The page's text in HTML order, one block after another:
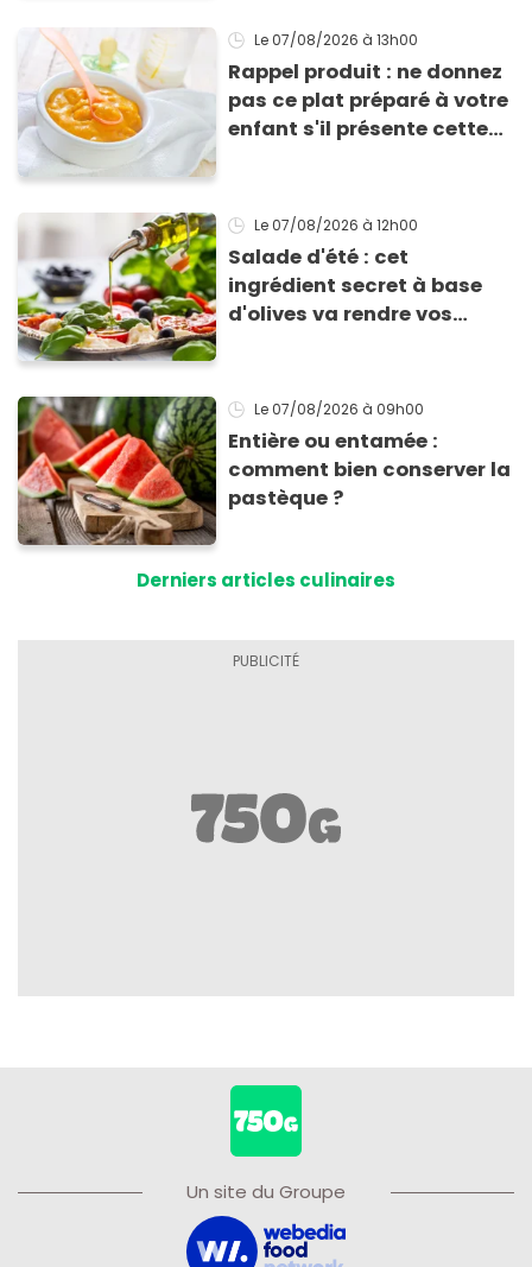
Le 07/08/2026 à 13h00
Rappel produit : ne donnez
pas ce plat préparé à votre
enfant s'il présente cette
Le 07/08/2026 à 12h00
Salade d'été : cet
ingrédient secret à base
d'olives va rendre vos
Le 07/08/2026 à 09h00
Entière ou entamée :
comment bien conserver la
pastèque ?
Derniers articles culinaires
Un site du Groupe